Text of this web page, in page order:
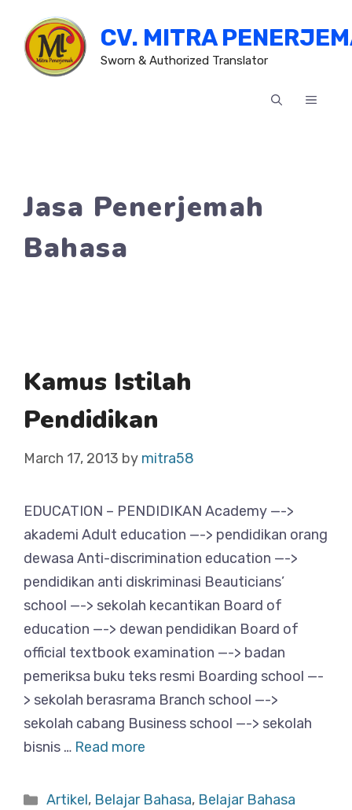
content
CV. MITRA
Sworn & Authorized Translator
MENU
Jasa Penerjemah
Bahasa
Kamus Istilah
Pendidikan
March 17, 2013 by mitra58
EDUCATION – PENDIDIKAN Academy —->
akademi Adult education —-> pendidikan orang
dewasa Anti-discrimination education —->
pendidikan anti diskriminasi Beauticians’
school —-> sekolah kecantikan Board of
education —-> dewan pendidikan Board of
official textbook examination —-> badan
pemeriksa buku teks resmi Boarding school —-
> sekolah berasrama Branch school —->
sekolah cabang Business school —-> sekolah
bisnis … Read more
Categories
Artikel, Belajar Bahasa, Belajar Bahasa